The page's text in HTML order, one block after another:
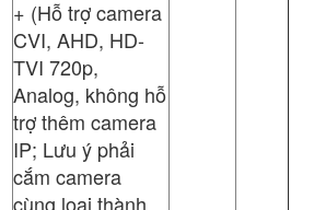
+ (Hỗ trợ camera
CVI, AHD, HD-
TVI 720p,
Analog, không hỗ
trợ thêm camera
IP; Lưu ý phải
cắm camera
cùng loại thành